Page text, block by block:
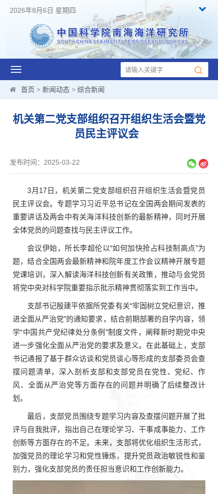
2026年8月6日 星期四
Toggle
navigation
首页 > 新闻动态 > 综合新闻
机关第二党支部组织召开组织生活会暨党
员民主评议会
发布时间：2025-03-22
3月17日，机关第二党支部组织召开组织生活会暨党员
民主评议会。专题学习习近平总书记在全国两会期间发表的
重要讲话及两会中有关海洋科技创新的最新精神，同时开展
全体党员的问题查找与民主评议工作。
会议伊始，所长李超伦以“如何加快抢占科技制高点”为
题，结合全国两会最新精神和院年度工作会议精神开展专题
党课培训，深入解读海洋科技创新有关政策，推动与会党员
将党中央对科学院重要指示批示精神贯彻落实到工作当中。
支部书记殷建平依据所党委有关“牢固树立党纪意识，推
进全面从严治党”的通知要求，结合前期部署的自学内容，领
学“中国共产党纪律处分条例”制度文件，阐释新时期党中央
进一步强化全面从严治党的要求及意义。在此基础上，支部
书记通报了基于群众访谈和党员谈心等形成的支部委员会查
摆问题清单，深入剖析支部和支部党员在党性、党纪、作
风、全面从严治党等方面存在的问题并明确了后续整改计
划。
最后，支部党员围绕专题学习内容及查摆问题开展了批
评与自我批评，指出自己在理论学习、干事成事能力、工作
创新等方面存在的不足。未来，支部将优化组织生活形式，
加强党员的理论学习和党性锤炼，提升党员政治敏锐性和鉴
别力，强化支部党员的责任担当意识和工作创新能力。